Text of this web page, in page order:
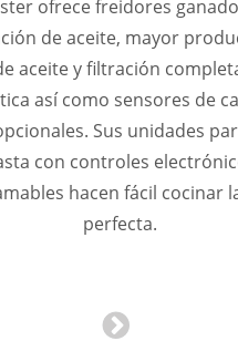
ofrece freidores
de aceite, mayor
aceite y filtración
así como sensores de
Sus unidades
con controles
hacen fácil cocinar
perfecta.